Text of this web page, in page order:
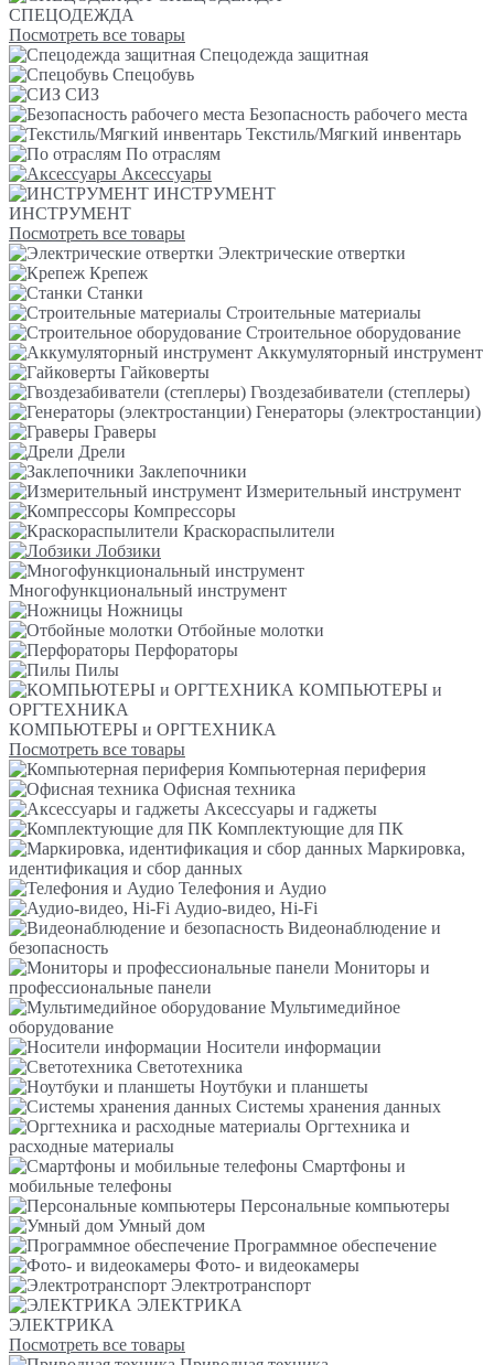
СПЕЦОДЕЖДА
Посмотреть все товары
Спецодежда защитная
Спецобувь
СИЗ
Безопасность рабочего места
Текстиль/Мягкий инвентарь
По отраслям
Аксессуары
ИНСТРУМЕНТ
ИНСТРУМЕНТ
Посмотреть все товары
Электрические отвертки
Крепеж
Станки
Строительные материалы
Строительное оборудование
Аккумуляторный инструмент
Гайковерты
Гвоздезабиватели (степлеры)
Генераторы (электростанции)
Граверы
Дрели
Заклепочники
Измерительный инструмент
Компрессоры
Краскораспылители
Лобзики
Многофункциональный инструмент
Ножницы
Отбойные молотки
Перфораторы
Пилы
КОМПЬЮТЕРЫ и
ОРГТЕХНИКА
КОМПЬЮТЕРЫ и ОРГТЕХНИКА
Посмотреть все товары
Компьютерная периферия
Офисная техника
Аксессуары и гаджеты
Комплектующие для ПК
Маркировка,
идентификация и сбор данных
Телефония и Аудио
Аудио-видео, Hi-Fi
Видеонаблюдение и
безопасность
Мониторы и
профессиональные панели
Мультимедийное
оборудование
Носители информации
Светотехника
Ноутбуки и планшеты
Системы хранения данных
Оргтехника и
расходные материалы
Смартфоны и
мобильные телефоны
Персональные компьютеры
Умный дом
Программное обеспечение
Фото- и видеокамеры
Электротранспорт
ЭЛЕКТРИКА
ЭЛЕКТРИКА
Посмотреть все товары